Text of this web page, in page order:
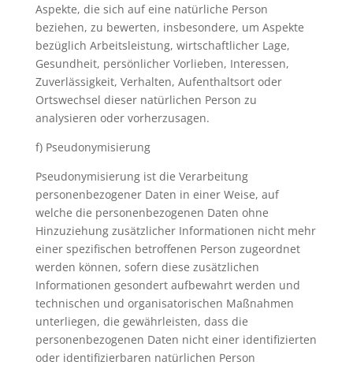
Aspekte, die sich auf eine natürliche Person
beziehen, zu bewerten, insbesondere, um Aspekte
bezüglich Arbeitsleistung, wirtschaftlicher Lage,
Gesundheit, persönlicher Vorlieben, Interessen,
Zuverlässigkeit, Verhalten, Aufenthaltsort oder
Ortswechsel dieser natürlichen Person zu
analysieren oder vorherzusagen.
f) Pseudonymisierung
Pseudonymisierung ist die Verarbeitung
personenbezogener Daten in einer Weise, auf
welche die personenbezogenen Daten ohne
Hinzuziehung zusätzlicher Informationen nicht mehr
einer spezifischen betroffenen Person zugeordnet
werden können, sofern diese zusätzlichen
Informationen gesondert aufbewahrt werden und
technischen und organisatorischen Maßnahmen
unterliegen, die gewährleisten, dass die
personenbezogenen Daten nicht einer identifizierten
oder identifizierbaren natürlichen Person